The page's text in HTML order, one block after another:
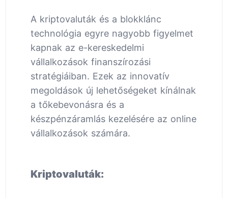
A kriptovaluták és a blokklánc
technológia egyre nagyobb figyelmet
kapnak az e-kereskedelmi
vállalkozások finanszírozási
stratégiáiban. Ezek az innovatív
megoldások új lehetőségeket kínálnak
a tőkebevonásra és a
készpénzáramlás kezelésére az online
vállalkozások számára.
Kriptovaluták: